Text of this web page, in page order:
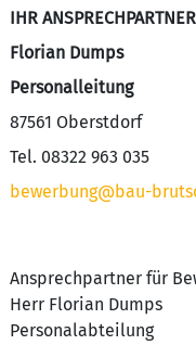
IHR ANSPRECHPARTNER
Florian Dumps
Personalleitung
87561 Oberstdorf
Tel. 08322 963 035
bewerbung@bau-
Ansprechpartner für
Herr Florian Dumps
Personalabteilung